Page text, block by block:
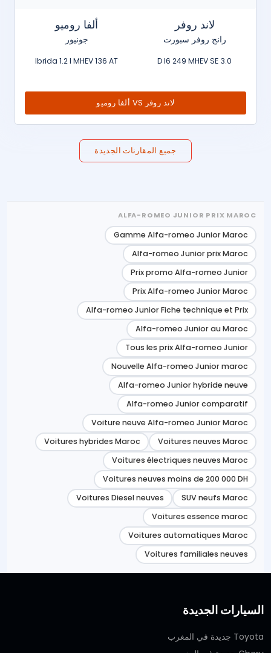
لاند روفر
رانج روفر سبورت
3.0 D I6 249 MHEV SE
ألفا روميو
جونيور
Ibrida 1.2 l MHEV 136 AT
لاند روفر VS ألفا روميو
جميع المقارنات الجديدة
ALFA-ROMEO JUNIOR PRIX MAROC
Gamme Alfa-romeo Junior Maroc
Alfa-romeo Junior prix Maroc
Prix promo Alfa-romeo Junior
Prix Alfa-romeo Junior Maroc
Alfa-romeo Junior Fiche technique et Prix
Alfa-romeo Junior au Maroc
Tous les prix Alfa-romeo Junior
Nouvelle Alfa-romeo Junior maroc
Alfa-romeo Junior hybride neuve
Alfa-romeo Junior comparatif
Voiture neuve Alfa-romeo Junior Maroc
Voitures neuves Maroc
Voitures hybrides Maroc
Voitures électriques neuves Maroc
Voitures neuves moins de 200 000 DH
SUV neufs Maroc
Voitures Diesel neuves
Voitures essence maroc
Voitures automatiques Maroc
Voitures familiales neuves
السيارات الجديدة
Toyota جديدة في المغرب